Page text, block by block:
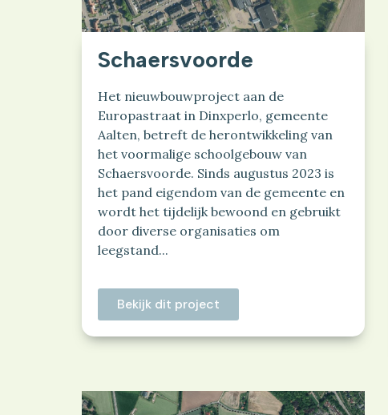
Schaersvoorde
Het nieuwbouwproject aan de
Europastraat in Dinxperlo, gemeente
Aalten, betreft de herontwikkeling van
het voormalige schoolgebouw van
Schaersvoorde. Sinds augustus 2023 is
het pand eigendom van de gemeente en
wordt het tijdelijk bewoond en gebruikt
door diverse organisaties om
leegstand...
Bekijk dit project